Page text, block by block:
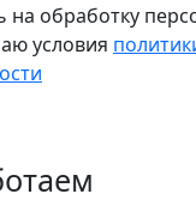
обработку
условия